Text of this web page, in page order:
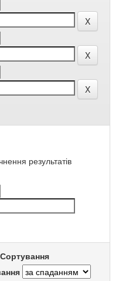
результатів
Сортування